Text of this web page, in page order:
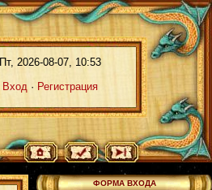
Пт, 2026-08-07, 10:53
Вход · Регистрация
ФОРМА ВХОДА